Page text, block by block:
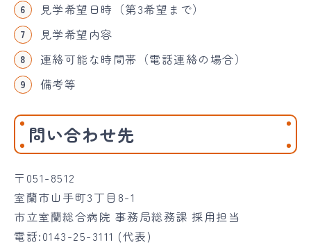
見学希望日時（第3希望まで）
見学希望内容
連絡可能な時間帯（電話連絡の場合）
備考等
問い合わせ先
〒051-8512
室蘭市山手町3丁目8-1
市立室蘭総合病院 事務局総務課 採用担当
電話:0143-25-3111 (代表)